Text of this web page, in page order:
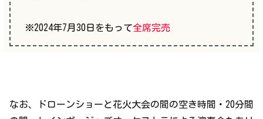
※2024年7月30日をもって全席完売
なお、ドローンショーと花火大会の間の空き時間・20分間